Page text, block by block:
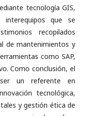
tecnología GIS,
que se
recopilados
de mantenimientos y
como SAP,
Como conclusión, el
un referente en
tecnológica,
y gestión ética de